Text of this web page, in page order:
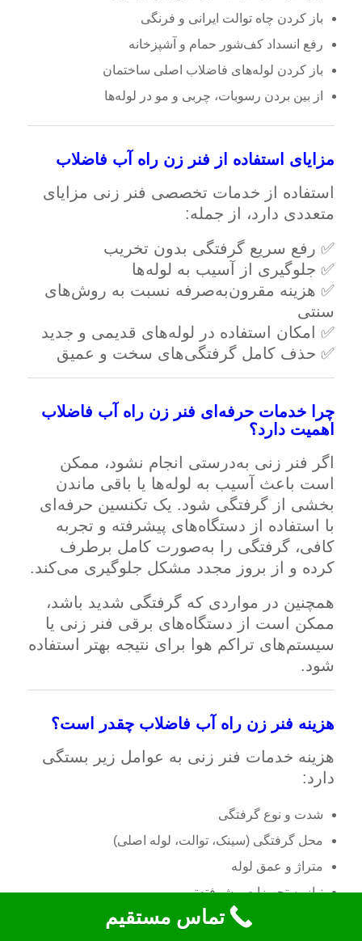
باز کردن چاه توالت ایرانی و فرنگی
رفع انسداد کف‌شور حمام و آشپزخانه
باز کردن لوله‌های فاضلاب اصلی ساختمان
از بین بردن رسوبات، چربی و مو در لوله‌ها
مزایای استفاده از فنر زن راه آب فاضلاب
استفاده از خدمات تخصصی فنر زنی مزایای
متعددی دارد، از جمله:
✅ رفع سریع گرفتگی بدون تخریب
✅ جلوگیری از آسیب به لوله‌ها
✅ هزینه مقرون‌به‌صرفه نسبت به روش‌های
سنتی
✅ امکان استفاده در لوله‌های قدیمی و جدید
✅ حذف کامل گرفتگی‌های سخت و عمیق
چرا خدمات حرفه‌ای فنر زن راه آب فاضلاب
اهمیت دارد؟
اگر فنر زنی به‌درستی انجام نشود، ممکن
است باعث آسیب به لوله‌ها یا باقی ماندن
بخشی از گرفتگی شود. یک تکنسین حرفه‌ای
با استفاده از دستگاه‌های پیشرفته و تجربه
کافی، گرفتگی را به‌صورت کامل برطرف
کرده و از بروز مجدد مشکل جلوگیری می‌کند.
همچنین در مواردی که گرفتگی شدید باشد،
ممکن است از دستگاه‌های برقی فنر زنی یا
سیستم‌های تراکم هوا برای نتیجه بهتر استفاده
شود.
هزینه فنر زن راه آب فاضلاب چقدر است؟
هزینه خدمات فنر زنی به عوامل زیر بستگی
دارد:
شدت و نوع گرفتگی
محل گرفتگی (سینک، توالت، لوله اصلی)
متراژ و عمق لوله
نیاز به تجهیزات پیشرفته‌تر
برای اطلاع دقیق از قیمت، معمولاً بازدید اولیه
تماس مستقیم